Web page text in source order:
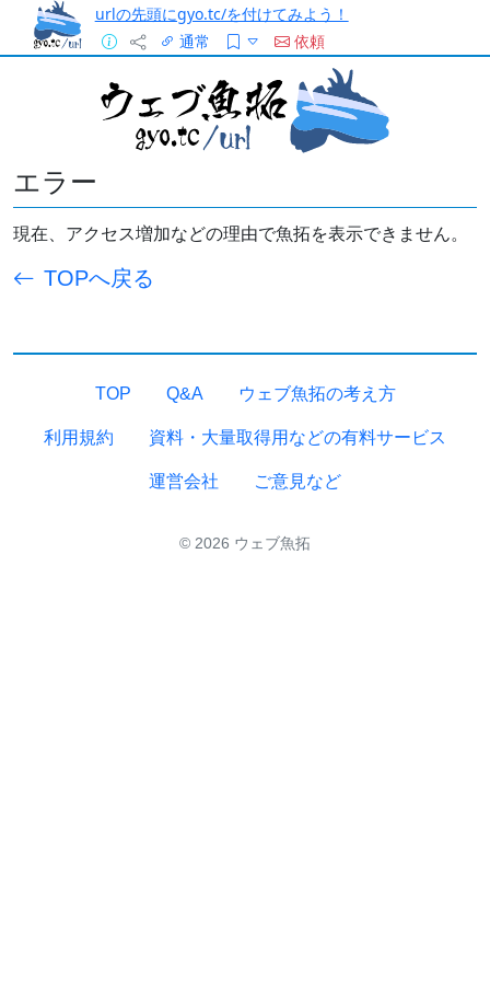
urlの先頭にgyo.tc/を付けてみよう！
通常
依頼